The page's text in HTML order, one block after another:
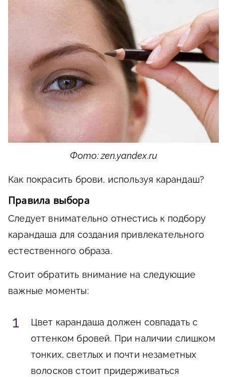
Фото: zen.yandex.ru
Как покрасить брови, используя карандаш?
Правила выбора
Следует внимательно отнестись к подбору
карандаша для создания привлекательного
естественного образа.
Стоит обратить внимание на следующие
важные моменты:
Цвет карандаша должен совпадать с
оттенком бровей. При наличии слишком
тонких, светлых и почти незаметных
волосков стоит придерживаться